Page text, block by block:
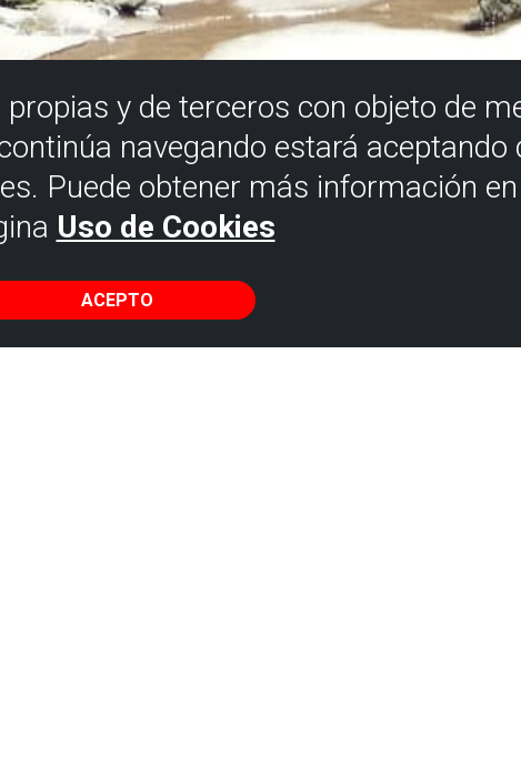
y de terceros con objeto de
navegando estará aceptando
Puede obtener más información
Uso de Cookies
ACEPTO